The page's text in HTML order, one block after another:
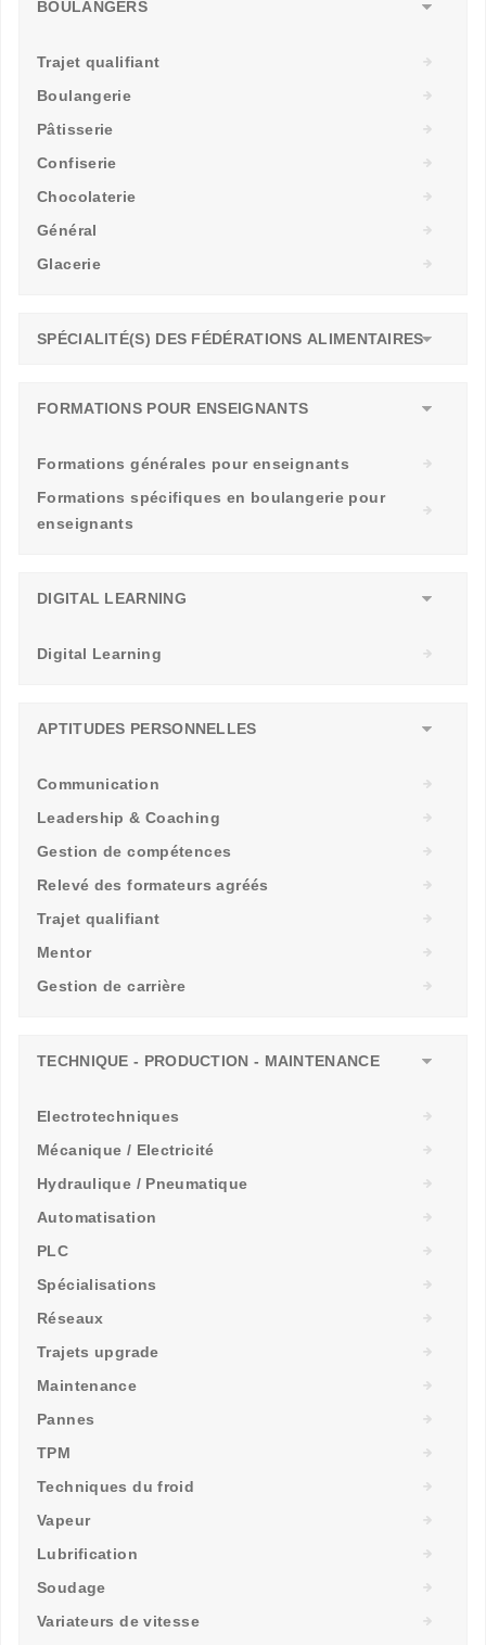
BOULANGERS
Trajet qualifiant
Boulangerie
Pâtisserie
Confiserie
Chocolaterie
Général
Glacerie
SPÉCIALITÉ(S) DES FÉDÉRATIONS ALIMENTAIRES
FORMATIONS POUR ENSEIGNANTS
Formations générales pour enseignants
Formations spécifiques en boulangerie pour
enseignants
DIGITAL LEARNING
Digital Learning
APTITUDES PERSONNELLES
Communication
Leadership & Coaching
Gestion de compétences
Relevé des formateurs agréés
Trajet qualifiant
Mentor
Gestion de carrière
TECHNIQUE - PRODUCTION - MAINTENANCE
Electrotechniques
Mécanique / Electricité
Hydraulique / Pneumatique
Automatisation
PLC
Spécialisations
Réseaux
Trajets upgrade
Maintenance
Pannes
TPM
Techniques du froid
Vapeur
Lubrification
Soudage
Variateurs de vitesse